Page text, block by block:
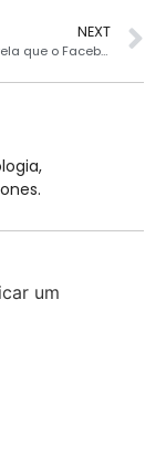
NEXT
Pesquisa revela que o Facebook está perdendo usuários no Brasil
um